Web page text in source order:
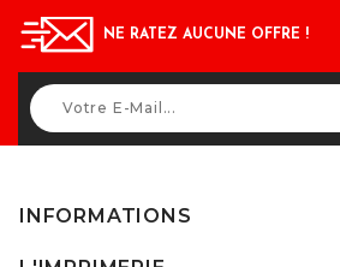
NE RATEZ AUCUNE OFFRE !
INFORMATIONS